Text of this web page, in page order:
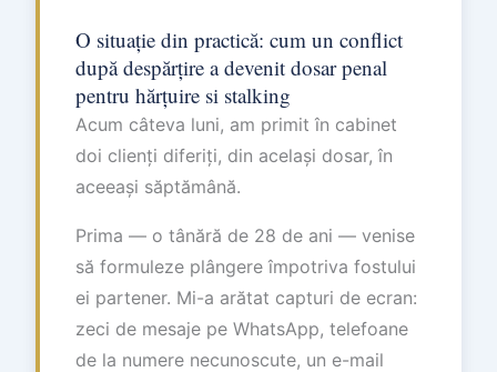
O situație din practică: cum un conflict
după despărțire a devenit dosar penal
pentru hărțuire si stalking
Acum câteva luni, am primit în cabinet
doi clienți diferiți, din același dosar, în
aceeași săptămână.
Prima — o tânără de 28 de ani — venise
să formuleze plângere împotriva fostului
ei partener. Mi-a arătat capturi de ecran:
zeci de mesaje pe WhatsApp, telefoane
de la numere necunoscute, un e-mail